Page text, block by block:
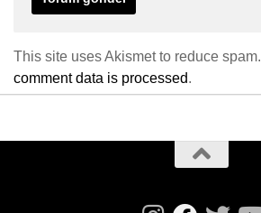
This site uses Akismet to reduce spam.
comment data is processed.